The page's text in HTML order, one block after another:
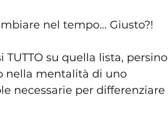
nel tempo... Giusto?!
su quella lista, persino
nella mentalità di uno
necessarie per differenziare